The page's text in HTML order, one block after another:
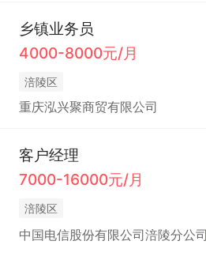
乡镇业务员
4000-8000元/月
涪陵区
重庆泓兴聚商贸有限公司
客户经理
7000-16000元/月
涪陵区
中国电信股份有限公司涪陵分公司